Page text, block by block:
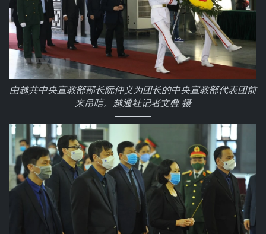
由越共中央宣教部部长阮仲义为团长的中央宣教部代表团前
来吊唁。越通社记者文叠 摄